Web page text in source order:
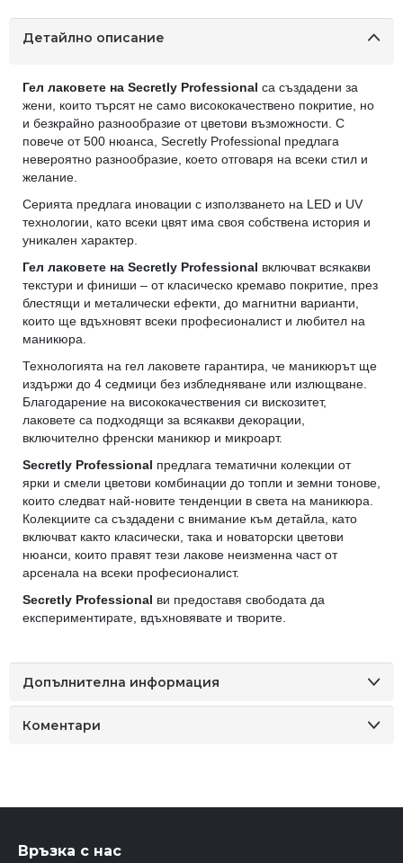
Детайлно описание
Гел лаковете на Secretly Professional са създадени за
жени, които търсят не само висококачествено покритие, но
и безкрайно разнообразие от цветови възможности. С
повече от 500 нюанса, Secretly Professional предлага
невероятно разнообразие, което отговаря на всеки стил и
желание.
Серията предлага иновации с използването на LED и UV
технологии, като всеки цвят има своя собствена история и
уникален характер.
Гел лаковете на Secretly Professional включват всякакви
текстури и финиши – от класическо кремаво покритие, през
блестящи и металически ефекти, до магнитни варианти,
които ще вдъхновят всеки професионалист и любител на
маникюра.
Технологията на гел лаковете гарантира, че маникюрът ще
издържи до 4 седмици без избледняване или излющване.
Благодарение на висококачествения си вискозитет,
лаковете са подходящи за всякакви декорации,
включително френски маникюр и микроарт.
Secretly Professional предлага тематични колекции от
ярки и смели цветови комбинации до топли и земни тонове,
които следват най-новите тенденции в света на маникюра.
Колекциите са създадени с внимание към детайла, като
включват както класически, така и новаторски цветови
нюанси, които правят тези лакове неизменна част от
арсенала на всеки професионалист.
Secretly Professional ви предоставя свободата да
експериментирате, вдъхновявате и творите.
Допълнителна информация
Коментари
Връзка с нас